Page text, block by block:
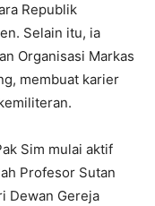
Republik
Selain itu, ia
Organisasi Markas
membuat karier
Sim mulai aktif
Profesor Sutan
Dewan Gereja